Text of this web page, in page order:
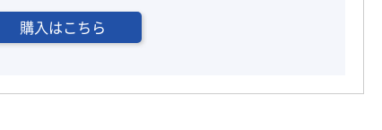
購入はこちら